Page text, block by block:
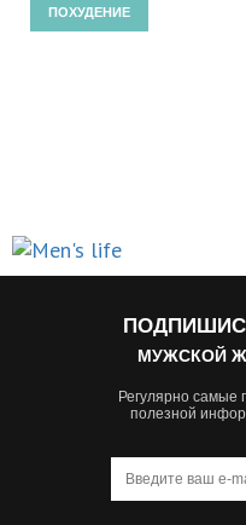
ПОХУДЕНИЕ
МУЖСКОЙ
Регулярно самые
полезной